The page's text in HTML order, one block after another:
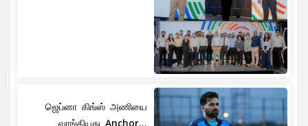
ஜெப்னா கிங்ஸ் அணியை
வாங்கியது Anchor...